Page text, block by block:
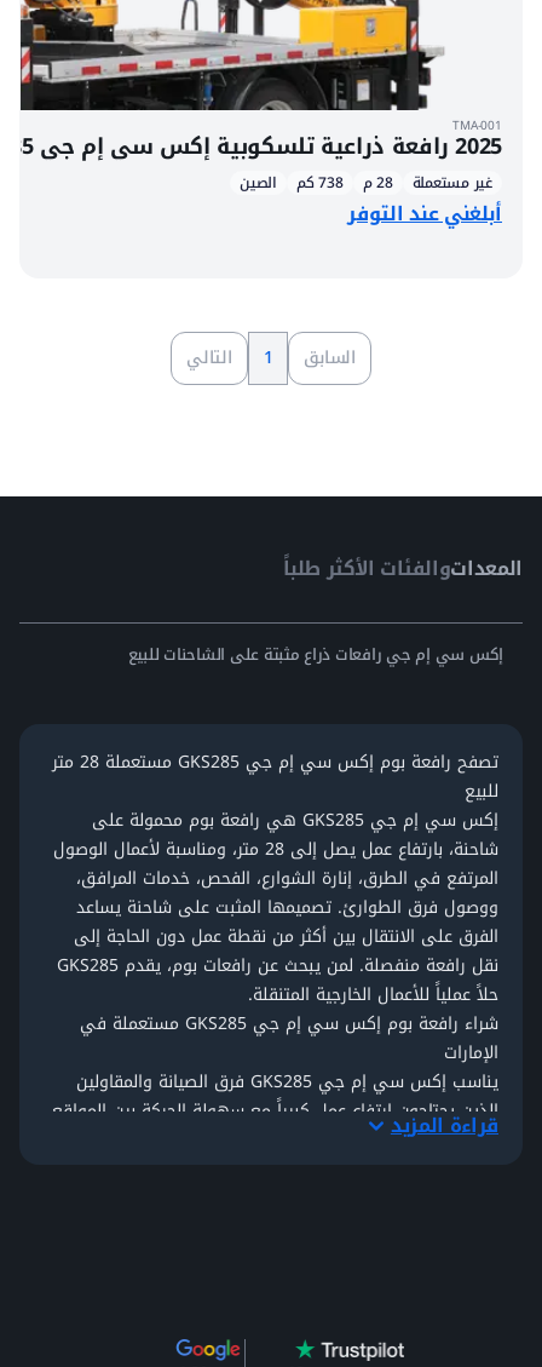
TMA-001
2025 رافعة ذراعية تلسكوبية إكس سي إم جي GKS285 مثبتة على شاحنة نقل فوتون 4x2
غير مستعملة 28 م 738 كم الصين
أبلغني عند التوفر
السابق 1 التالي
المعداتوالفئات الأكثر طلباً
إكس سي إم جي رافعات ذراع مثبتة على الشاحنات للبيع
تصفح رافعة بوم إكس سي إم جي GKS285 مستعملة 28 متر
للبيع
إكس سي إم جي GKS285 هي رافعة بوم محمولة على
شاحنة، بارتفاع عمل يصل إلى 28 متر، ومناسبة لأعمال الوصول
المرتفع في الطرق، إنارة الشوارع، الفحص، خدمات المرافق،
ووصول فرق الطوارئ. تصميمها المثبت على شاحنة يساعد
الفرق على الانتقال بين أكثر من نقطة عمل دون الحاجة إلى
نقل رافعة منفصلة. لمن يبحث عن رافعات بوم
، يقدم GKS285
حلاً عملياً للأعمال الخارجية المتنقلة.
شراء رافعة بوم إكس سي إم جي GKS285 مستعملة في
الإمارات
يناسب إكس سي إم جي GKS285 فرق الصيانة والمقاولين
الذين يحتاجون ارتفاع عمل كبيراً مع سهولة الحركة بين المواقع.
تصميم الشاحنة المسطحة يساعد في نقل الأدوات والمواد مع
قراءة المزيد